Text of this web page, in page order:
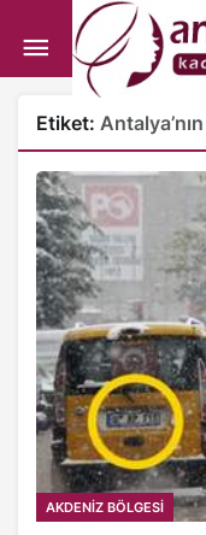
Etiket:
AKDENİZ BÖLGESİ